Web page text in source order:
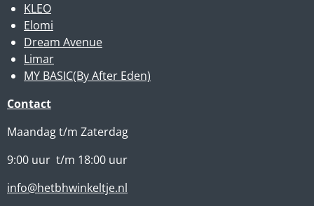
KLEO
Elomi
Dream Avenue
Limar
MY BASIC(By After Eden)
Contact
Maandag t/m Zaterdag
9:00 uur t/m 18:00 uur
info@hetbhwinkeltje.nl